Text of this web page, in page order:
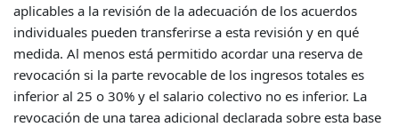
aplicables a la revisión de la adecuación de los acuerdos
individuales pueden transferirse a esta revisión y en qué
medida. Al menos está permitido acordar una reserva de
revocación si la parte revocable de los ingresos totales es
inferior al 25 o 30% y el salario colectivo no es inferior. La
revocación de una tarea adicional declarada sobre esta base